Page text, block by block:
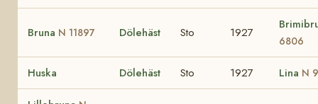
Bruna N 11897 Dölehäst Sto 1927
6806
Huska Dölehäst Sto 1927 Lina N